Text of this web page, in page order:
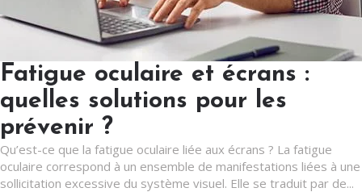
Fatigue oculaire et écrans :
quelles solutions pour les
prévenir ?
Qu’est-ce que la fatigue oculaire liée aux écrans ? La fatigue
oculaire correspond à un ensemble de manifestations liées à une
sollicitation excessive du système visuel. Elle se traduit par de...